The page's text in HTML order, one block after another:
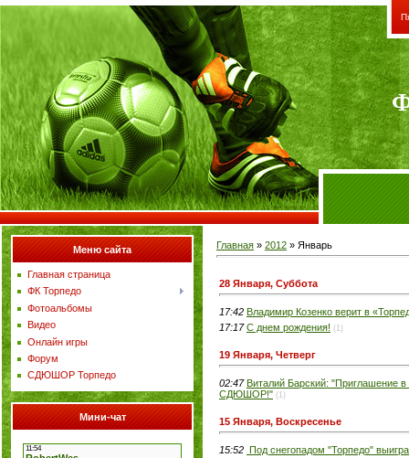
Меню сайта
Главная страница
ФК Торпедо
Фотоальбомы
Видео
Онлайн игры
Форум
СДЮШОР Торпедо
Мини-чат
Главная » 2012 » Январь
28 Января, Суббота
17:42 Владимир Козенко верит в
17:17 С днем рождения! (1)
19 Января, Четверг
02:47 Виталий Барский: "Приглашение
СДЮШОР!" (1)
15 Января, Воскресенье
15:52 Под снегопадом "Торпедо"